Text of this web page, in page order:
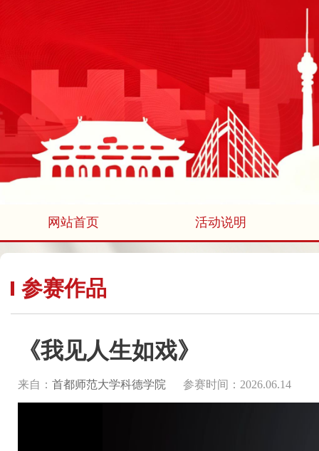
网站首页 活动说明
参赛作品
《我见人生如戏》
来自： 首都师范大学科德学院 参赛时间：2026.06.14